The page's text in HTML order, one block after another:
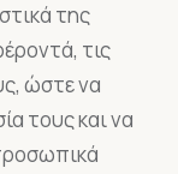
της
τις
ώστε να
τους και να